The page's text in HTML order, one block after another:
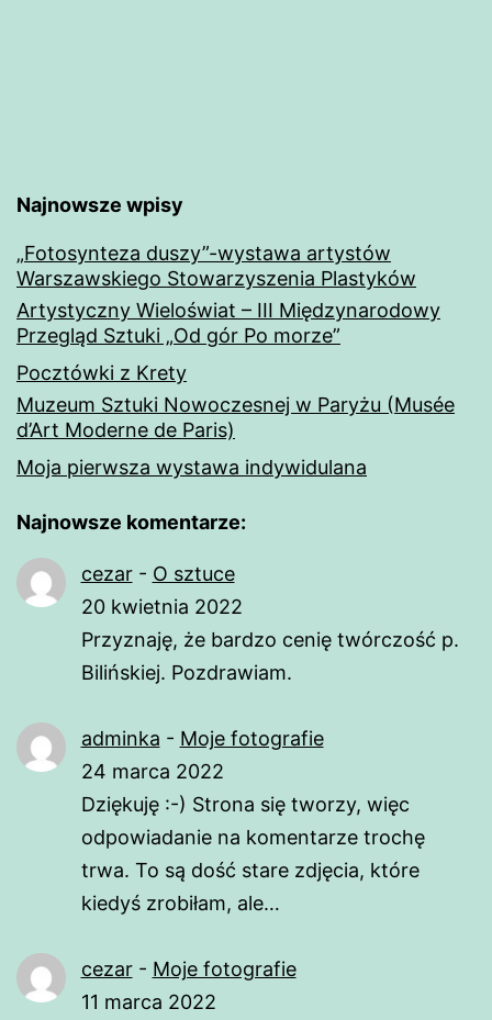
Najnowsze wpisy
„Fotosynteza duszy”-wystawa artystów
Warszawskiego Stowarzyszenia Plastyków
Artystyczny Wieloświat – III Międzynarodowy
Przegląd Sztuki „Od gór Po morze”
Pocztówki z Krety
Muzeum Sztuki Nowoczesnej w Paryżu (Musée
d’Art Moderne de Paris)
Moja pierwsza wystawa indywidulana
Najnowsze komentarze:
cezar- O sztuce
20 kwietnia 2022
Przyznaję, że bardzo cenię twórczość p.
Bilińskiej. Pozdrawiam.
adminka - Moje fotografie
24 marca 2022
Dziękuję :-) Strona się tworzy, więc
odpowiadanie na komentarze trochę
trwa. To są dość stare zdjęcia, które
kiedyś zrobiłam, ale…
cezar- Moje fotografie
11 marca 2022